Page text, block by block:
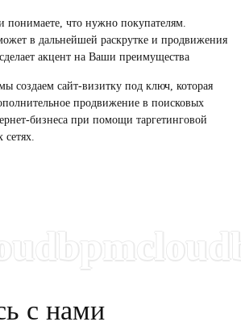
понимаете, что нужно покупателям.
в дальнейшей раскрутке и продвижения
акцент на Ваши преимущества
создаем сайт-визитку под ключ , которая
продвижение в поисковых
бизнеса при помощи таргетинговой
с нами